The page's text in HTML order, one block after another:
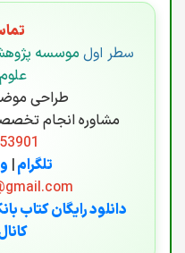
سطر اول موسسه
طراحی
مشاوره انجام
تلگرام|
دانلود رایگان کتاب